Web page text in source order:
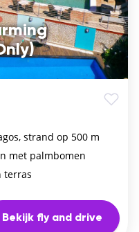
strand op 500 m
met palmbomen
terras
Bekijk fly and drive